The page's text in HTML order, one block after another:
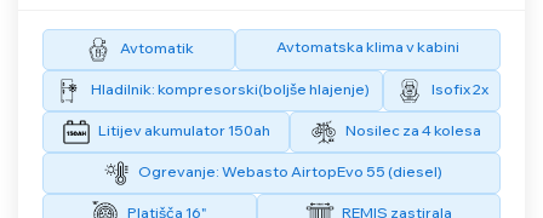
Avtomatik Avtomatska klima v kabini
Hladilnik: kompresorski(boljše hlajenje) Isofix 2x
Litijev akumulator 150ah Nosilec za 4 kolesa
Ogrevanje: Webasto AirtopEvo 55 (diesel)
Platišča 16" REMIS zastirala